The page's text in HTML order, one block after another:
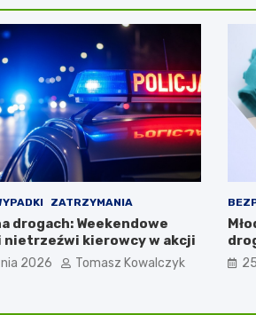
ZATRZYMANIA
drogach: Weekendowe
nietrzeźwi kierowcy w akcji
2026 Tomasz Kowalczyk